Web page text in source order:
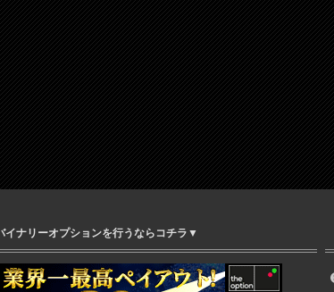
イナリーオプションを行うならコチラ▼